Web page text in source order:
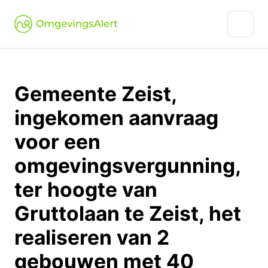
Gemeente Zeist,
ingekomen aanvraag
voor een
omgevingsvergunning,
ter hoogte van
Gruttolaan te Zeist, het
realiseren van 2
gebouwen met 40